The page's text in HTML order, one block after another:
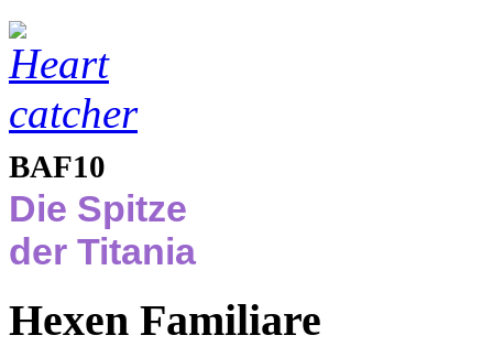
BAF10
Die Spitze
der Titania
Hexen Familiare